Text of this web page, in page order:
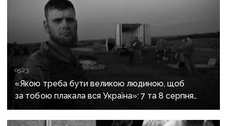
05:23
«Якою треба бути великою людиною, щоб
за тобою плакала вся Україна»: 7 та 8 серпня
прощаються із засновником організації
«Плацдарм» Олексієм Юковим